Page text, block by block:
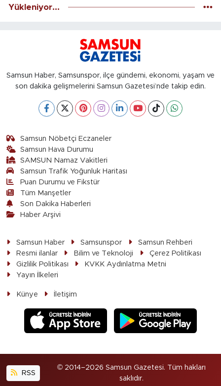
Yükleniyor...
Samsun Haber, Samsunspor, ilçe gündemi, ekonomi, yaşam ve
son dakika gelişmelerini Samsun Gazetesi’nde takip edin.
Samsun Nöbetçi Eczaneler
Samsun Hava Durumu
SAMSUN Namaz Vakitleri
Samsun Trafik Yoğunluk Haritası
Puan Durumu ve Fikstür
Tüm Manşetler
Son Dakika Haberleri
Haber Arşivi
Samsun Haber Samsunspor
Samsun Rehberi
Resmi ilanlar
Bilim ve Teknoloji
Çerez Politikası
Gizlilik Politikası
KVKK Aydınlatma Metni
Yayın İlkeleri
Künye İletişim
RSS
© 2014–2026 Samsun Gazetesi. Tüm hakları
saklıdır.